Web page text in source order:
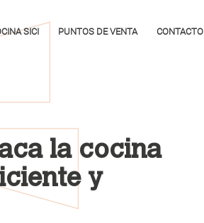
SICI PUNTOS DE VENTA CONTACTO
la cocina
y